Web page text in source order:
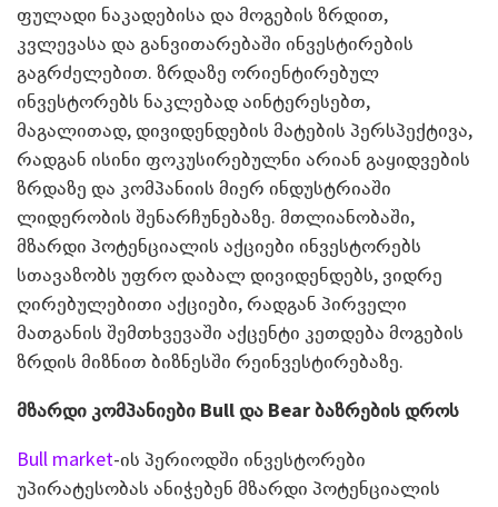
ფულადი ნაკადებისა და მოგების ზრდით,
კვლევასა და განვითარებაში ინვესტირების
გაგრძელებით. ზრდაზე ორიენტირებულ
ინვესტორებს ნაკლებად აინტერესებთ,
მაგალითად, დივიდენდების მატების პერსპექტივა,
რადგან ისინი ფოკუსირებულნი არიან გაყიდვების
ზრდაზე და კომპანიის მიერ ინდუსტრიაში
ლიდერობის შენარჩუნებაზე. მთლიანობაში,
მზარდი პოტენციალის აქციები ინვესტორებს
სთავაზობს უფრო დაბალ დივიდენდებს, ვიდრე
ღირებულებითი აქციები, რადგან პირველი
მათგანის შემთხვევაში აქცენტი კეთდება მოგების
ზრდის მიზნით ბიზნესში რეინვესტირებაზე.
მზარდი კომპანიები Bull და Bear ბაზრების დროს
Bull market-ის პერიოდში ინვესტორები
უპირატესობას ანიჭებენ მზარდი პოტენციალის